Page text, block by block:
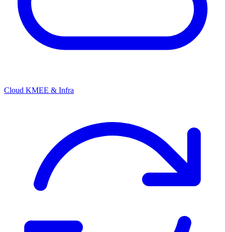
Cloud KMEE & Infra